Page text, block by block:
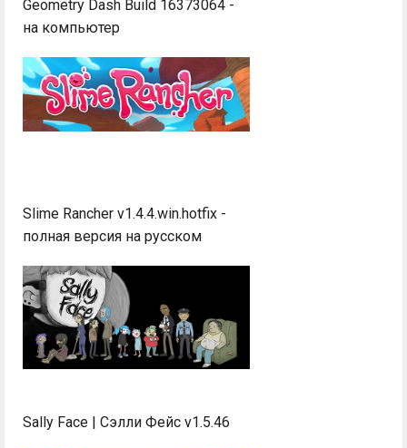
Geometry Dash Build 16373064 -
на компьютер
Slime Rancher v1.4.4.win.hotfix -
полная версия на русском
Sally Face | Сэлли Фейс v1.5.46